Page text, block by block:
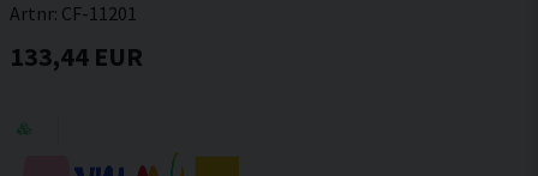
Artnr: CF-11201
133,44 EUR